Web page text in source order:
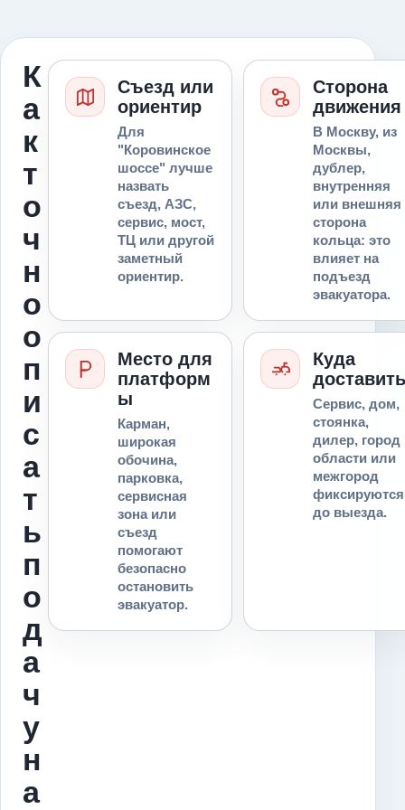
К
а
к
т
о
ч
н
о
о
п
и
с
а
т
ь
п
о
д
а
ч
у
н
а
Съезд или
ориентир
Для
"Коровинское
шоссе" лучше
назвать
съезд, АЗС,
сервис, мост,
ТЦ или другой
заметный
ориентир.
Сторона
движения
В Москву, из
Москвы,
дублер,
внутренняя
или внешняя
сторона
кольца: это
влияет на
подъезд
эвакуатора.
Место для
платформ
ы
Карман,
широкая
обочина,
парковка,
сервисная
зона или
съезд
помогают
безопасно
остановить
эвакуатор.
Куда
доставить
Сервис, дом,
стоянка,
дилер, город
области или
межгород
фиксируются
до выезда.